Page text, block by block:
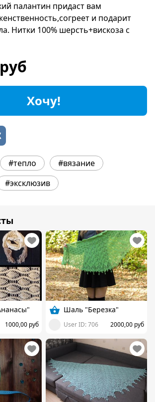
палантин придаст вам
и подарит
Нитки 100% шерсть+вискоза с
Хочу!
#тепло
#вязание
#эксклюзив
1000,00 руб
Шаль "Березка"
User ID: 706 2000,00 руб